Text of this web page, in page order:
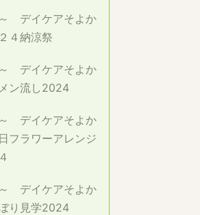
デイケアそよか
４納涼祭
デイケアそよか
ン流し2024
デイケアそよか
フラワーアレンジ
デイケアそよか
り見学2024